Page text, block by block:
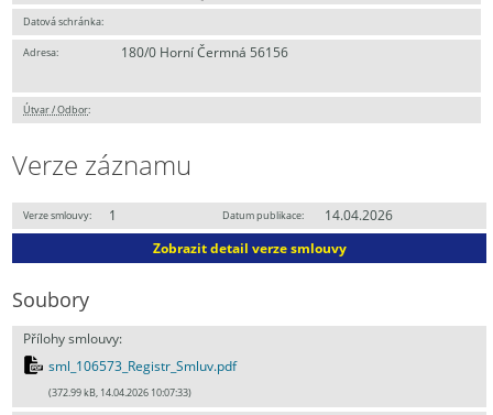
Datová schránka:
Adresa: 180/0 Horní Čermná 56156
Útvar / Odbor:
Verze záznamu
Verze smlouvy: 1 Datum publikace:
14.04.2026
Zobrazit detail verze smlouvy
Soubory
Přílohy smlouvy:
sml_106573_Registr_Smluv.pdf
(372.99 kB, 14.04.2026 10:07:33)